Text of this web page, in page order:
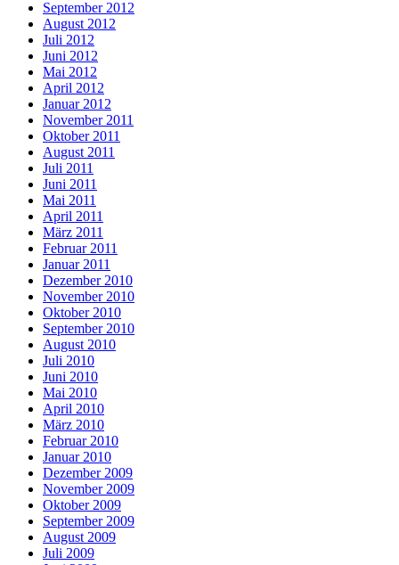
September 2012
August 2012
Juli 2012
Juni 2012
Mai 2012
April 2012
Januar 2012
November 2011
Oktober 2011
August 2011
Juli 2011
Juni 2011
Mai 2011
April 2011
März 2011
Februar 2011
Januar 2011
Dezember 2010
November 2010
Oktober 2010
September 2010
August 2010
Juli 2010
Juni 2010
Mai 2010
April 2010
März 2010
Februar 2010
Januar 2010
Dezember 2009
November 2009
Oktober 2009
September 2009
August 2009
Juli 2009